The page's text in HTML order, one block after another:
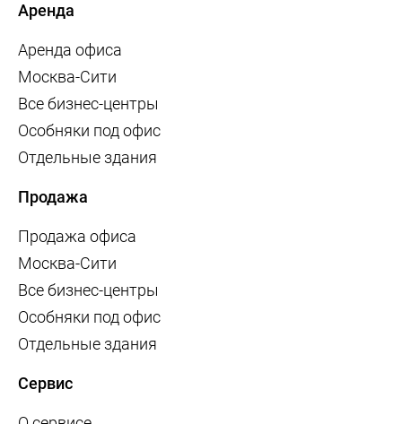
Аренда
Аренда офиса
Москва-Сити
Все бизнес-центры
Особняки под офис
Отдельные здания
Продажа
Продажа офиса
Москва-Сити
Все бизнес-центры
Особняки под офис
Отдельные здания
Сервис